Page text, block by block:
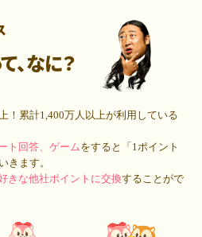
、なに？
！累計1,400万人 以上が利用している
ト回答、ゲームをすると「1ポイント
きます。
きな他社ポイントに交換することがで